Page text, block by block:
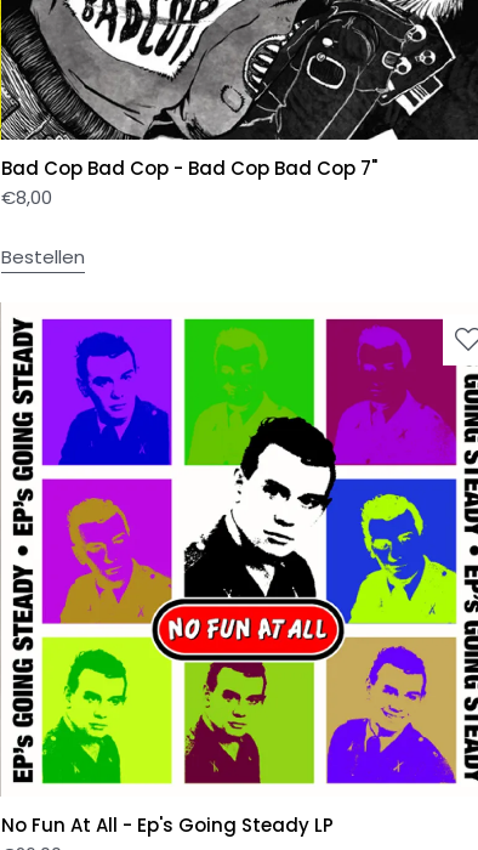
Bad Cop Bad Cop - Bad Cop Bad Cop 7"
€8,00
Bestellen
No Fun At All - Ep's Going Steady LP